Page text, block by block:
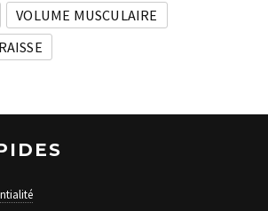
VOLUME MUSCULAIRE